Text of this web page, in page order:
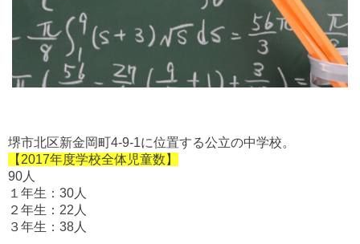
堺市北区新金岡町4-9-1に位置する公立の中学校。
【2017年度学校全体児童数】
90人
１年生：30人
２年生：22人
３年生：38人